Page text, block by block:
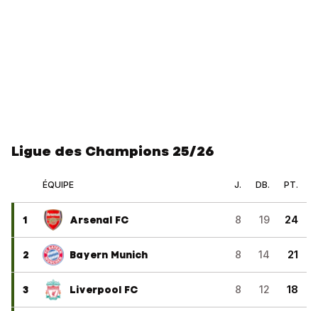
Ligue des Champions 25/26
ÉQUIPE J. DB. PT.
1 Arsenal FC 8 19 24
2 Bayern Munich 8 14 21
3 Liverpool FC 8 12 18